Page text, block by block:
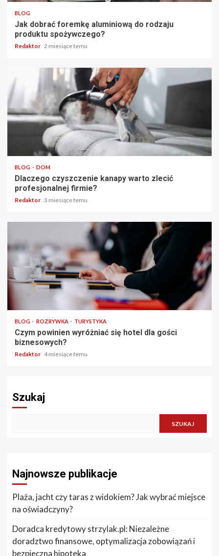
BLOG
Jak dobrać foremkę aluminiową do rodzaju
produktu spożywczego?
Redaktor 2 miesiące temu
4 min odczytu
BLOG DOM
Dlaczego czyszczenie kanapy warto zlecić
profesjonalnej firmie?
Redaktor 3 miesiące temu
BLOG ROZRYWKA TURYSTYKA
Czym powinien wyróżniać się hotel dla gości
biznesowych?
Redaktor 4 miesiące temu
Szukaj
SZUKAJ
Najnowsze publikacje
Plaża, jacht czy taras z widokiem? Jak wybrać miejsce
na oświadczyny?
Doradca kredytowy strzylak.pl: Niezależne
doradztwo finansowe, optymalizacja zobowiązań i
bezpieczna hipoteka